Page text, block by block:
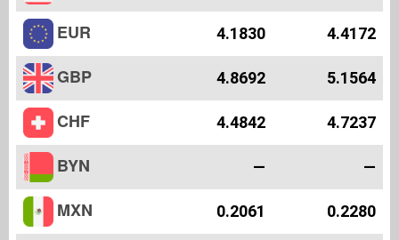
EUR 4.1830 4.4172
GBP 4.8692 5.1564
CHF 4.4842 4.7237
BYN — —
MXN 0.2061 0.2280